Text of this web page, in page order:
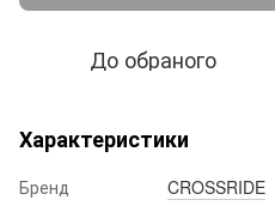
До обраного
Характеристики
Бренд CROSSRIDE